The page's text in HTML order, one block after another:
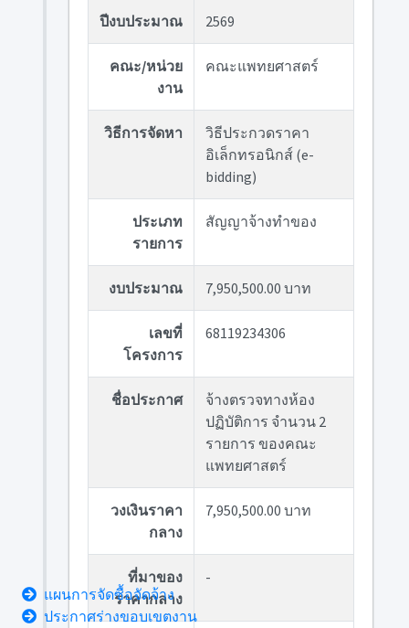
ปีงบประมาณ 2569
คณะ/หน่วย
งาน
คณะแพทยศาสตร์
วิธีการจัดหา
วิธีประกวดราคา
อิเล็กทรอนิกส์ (e-
bidding)
ประเภท
รายการ
สัญญาจ้างทำของ
งบประมาณ 7,950,500.00 บาท
เลขที่
โครงการ
68119234306
ชื่อประกาศ
จ้างตรวจทางห้อง
ปฏิบัติการ จำนวน 2
รายการ ของคณะ
แพทยศาสตร์
วงเงินราคา
กลาง
7,950,500.00 บาท
ที่มาของ
ราคากลาง
-
แผนการจัดซื้อจัดจ้าง
ประกาศร่างขอบเขตงาน